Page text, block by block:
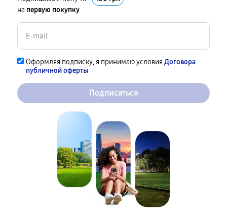
на первую покупку
Оформляя подписку, я принимаю условия Договора
публичной оферты
Подписаться